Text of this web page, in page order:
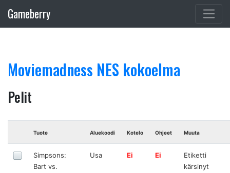
Gameberry
Moviemadness NES kokoelma
Pelit
Tuote Aluekoodi Kotelo Ohjeet Muuta
Simpsons:
Bart vs.
Usa Ei Ei
Etiketti
kärsinyt